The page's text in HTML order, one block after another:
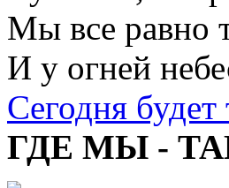
Мы все равно
И у огней
Сегодня будет
ГДЕ МЫ -